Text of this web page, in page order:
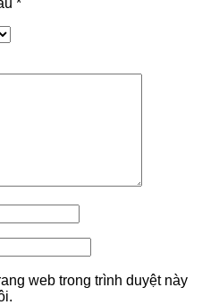
web trong trình duyệt này